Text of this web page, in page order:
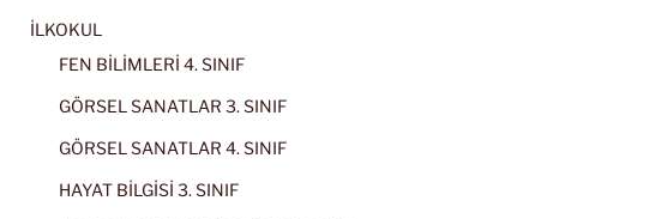
İLKOKUL
FEN BİLİMLERİ 4. SINIF
GÖRSEL SANATLAR 3. SINIF
GÖRSEL SANATLAR 4. SINIF
HAYAT BİLGİSİ 3. SINIF